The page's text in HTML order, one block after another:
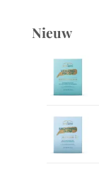
Nieuw